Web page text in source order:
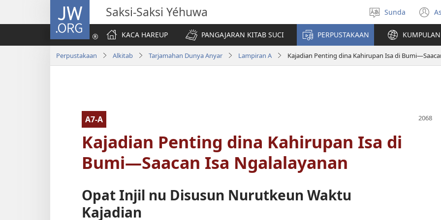
JW.ORG Saksi-Saksi Yéhuwa
Pilih
basa
Sunda
di
KACA HAREUP
PANGAJARAN KITAB SUCI PERPUSTAKAAN
Perpustakaan Alkitab Tarjamahan Dunya Anyar Lampiran A Kajadian Penting dina Kahirupan Isa di
A7-A
Kajadian Penting dina Kahirupan Isa di
Bumi—Saacan Isa Ngalalayanan
Opat Injil nu Disusun Nurutkeun Waktu
Kajadian